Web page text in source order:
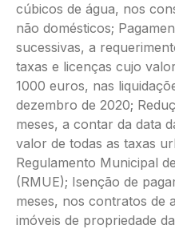
cúbicos de água, nos
não domésticos;
sucessivas, a
taxas e licenças cujo
1000 euros, nas
dezembro de 2020;
meses, a contar da data
valor de todas as taxas
Regulamento Municipal
(RMUE); Isenção de
meses, nos contratos de
imóveis de propriedade